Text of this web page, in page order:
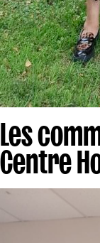
Les
Centre